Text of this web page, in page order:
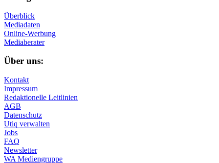
Überblick
Mediadaten
Online-Werbung
Mediaberater
Über uns:
Kontakt
Impressum
Redaktionelle Leitlinien
AGB
Datenschutz
Utiq verwalten
Jobs
FAQ
Newsletter
WA Mediengruppe